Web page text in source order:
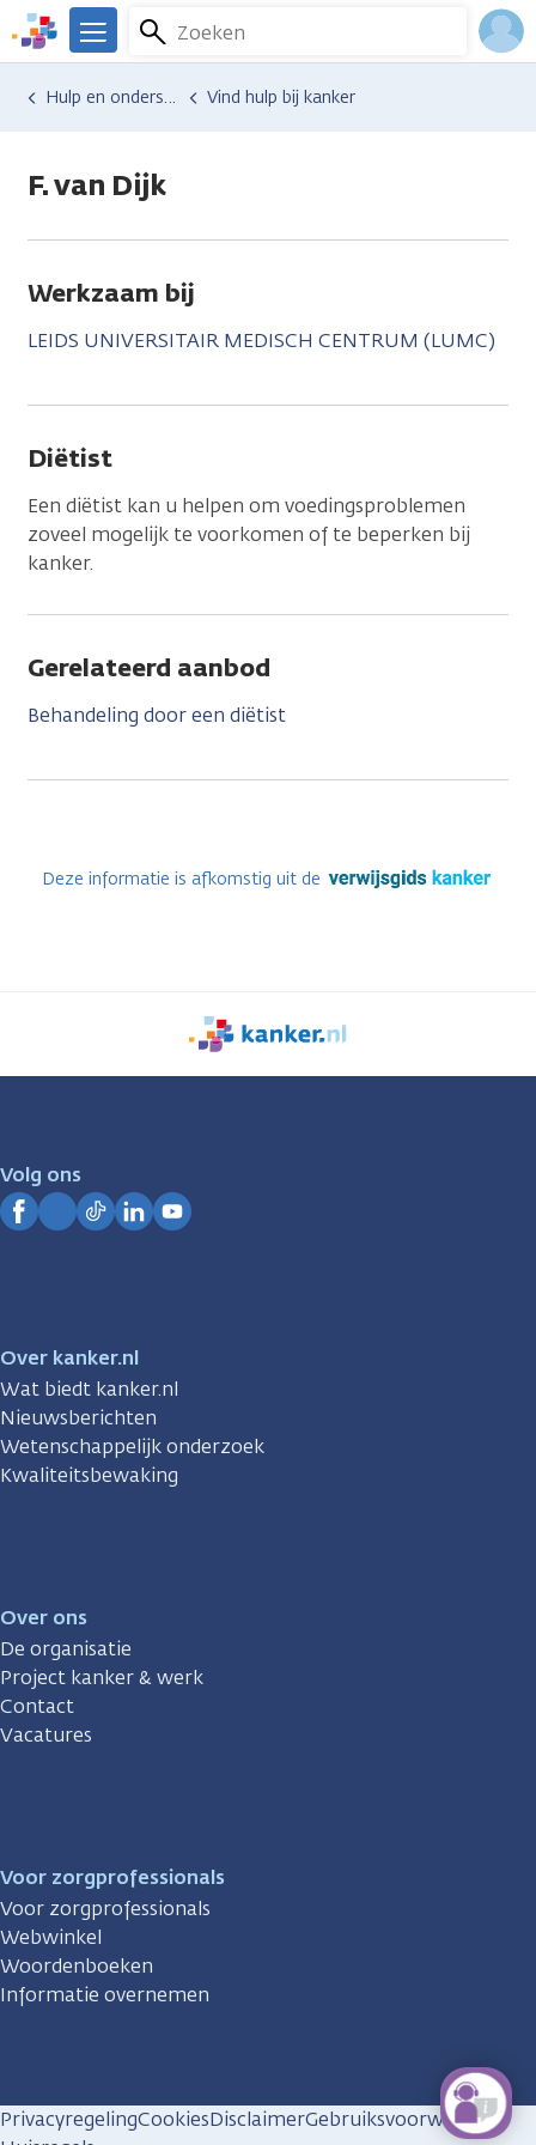
Overslaan
en
naar
We
er
Kanker.nl
Zoeken
Menu
Hulp en ondersteuning Vind hulp bij kanker
F. van Dijk
Werkzaam bij
LEIDS UNIVERSITAIR MEDISCH CENTRUM (LUMC)
Diëtist
Een diëtist kan u helpen om voedingsproblemen
zoveel mogelijk te voorkomen of te beperken bij
kanker.
Gerelateerd aanbod
Behandeling door een diëtist
Deze informatie is afkomstig uit de
We
zijn
Volg ons
Over kanker.nl
Wat biedt kanker.nl
Nieuwsberichten
Wetenschappelijk onderzoek
Kwaliteitsbewaking
Over ons
De organisatie
Project kanker & werk
Contact
Vacatures
Voor zorgprofessionals
Voor zorgprofessionals
Webwinkel
Woordenboeken
Informatie overnemen
PrivacyregelingCookiesDisclaimerGebruiksvoorwaarden